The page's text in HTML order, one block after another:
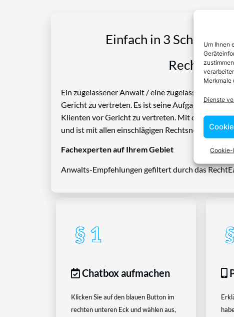
Um Ihnen
Merkmale
Dienste
Einfach in 3 Schritten
Ein zugelassener Anwalt / eine zugelassen
Gericht zu vertreten. Es ist seine Aufgabe,
Klienten vor Gericht zu vertreten. Mit diesem
und ist mit allen einschlägigen Rechtsnormen
Fachexperten auf Ihrem Gebiet
Anwalts-Empfehlungen gefiltert durch das
Chatbox aufmachen
Klicken Sie auf den blauen Button im
rechten unteren Eck und wählen aus,